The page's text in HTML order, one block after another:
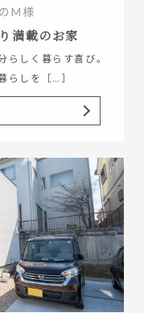
M様
満載のお家
らしく暮らす喜び。
らしを［…］